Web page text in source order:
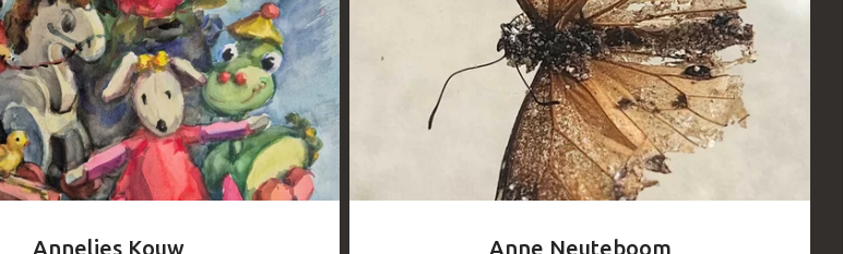
Annelies Kouw Anne Neuteboom